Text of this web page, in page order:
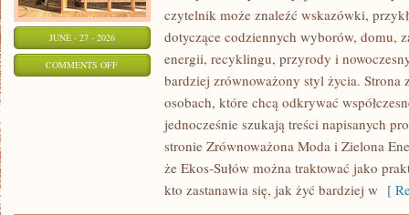
JUNE - 27 - 2026
COMMENTS OFFON
czytelnik może znaleźć wskazówki,
dotyczące codziennych wyborów, domu,
energii, recyklingu, przyrody i
bardziej zrównoważony styl życia. Strona
osobach, które chcą odkrywać
jednocześnie szukają treści napisanych
stronie Zrównoważona Moda i Zielona
że Ekos-Sułów można traktować jako
kto zastanawia się, jak żyć bardziej w [